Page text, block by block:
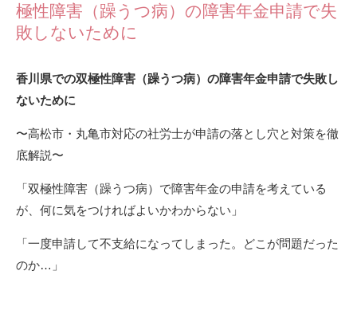
極性障害（躁うつ病）の障害年金申請で失
敗しないために
香川県での双極性障害（躁うつ病）の障害年金申請で失敗し
ないために
〜高松市・丸亀市対応の社労士が申請の落とし穴と対策を徹
底解説〜
「双極性障害（躁うつ病）で障害年金の申請を考えている
が、何に気をつければよいかわからない」
「一度申請して不支給になってしまった。どこが問題だった
のか…」